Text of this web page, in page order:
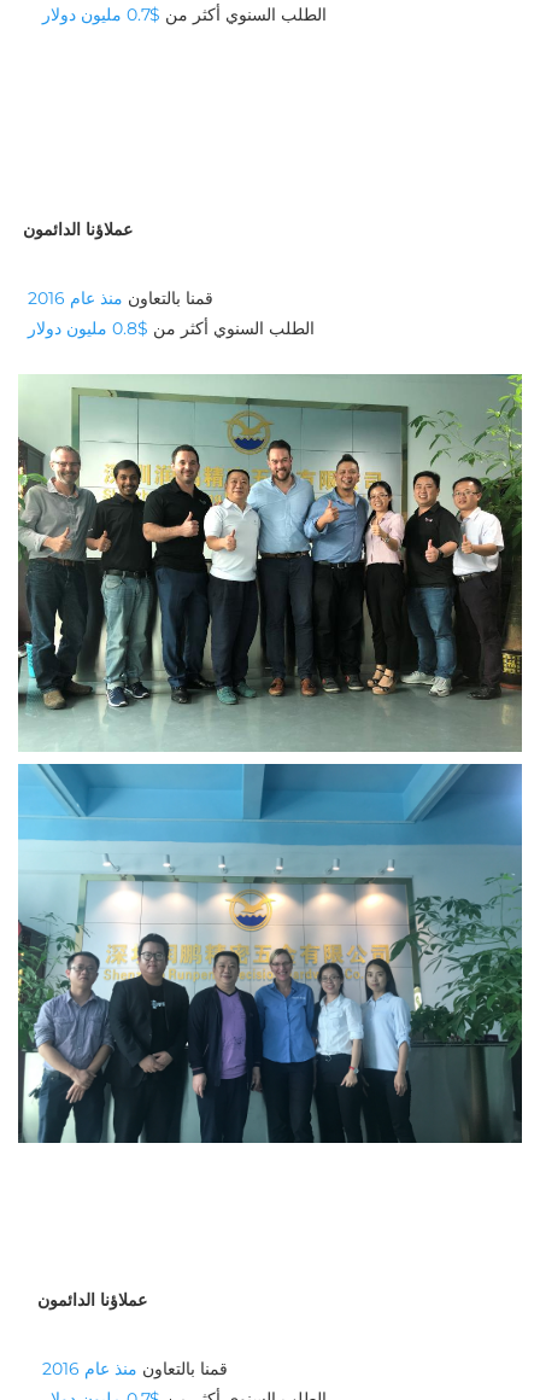
الطلب السنوي أكثر من $0.7 مليون دولار
عملاؤنا الدائمون
قمنا بالتعاون منذ عام 2016
الطلب السنوي أكثر من $0.8 مليون دولار
عملاؤنا الدائمون
قمنا بالتعاون منذ عام 2016